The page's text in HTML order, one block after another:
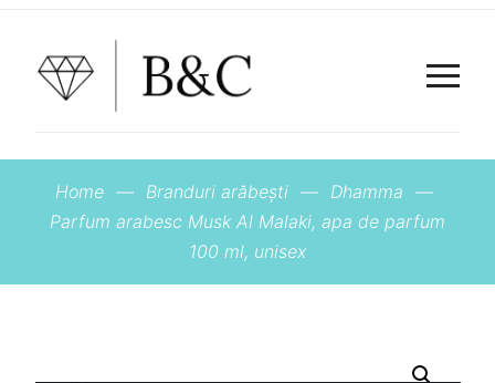
Home — Branduri arăbești — Dhamma —
Parfum arabesc Musk Al Malaki, apa de parfum
100 ml, unisex